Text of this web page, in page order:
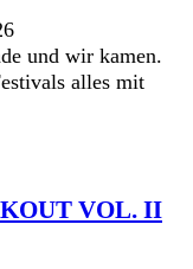
und wir kamen.
alles mit
VOL. II